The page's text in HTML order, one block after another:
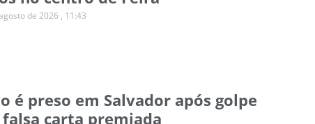
de 2026 11:43
é preso em Salvador após golpe
falsa carta premiada